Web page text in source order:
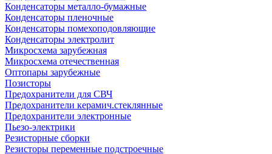
Конденсаторы металло-бумажные
Конденсаторы пленочные
Конденсаторы помехоподовляющие
Конденсаторы электролит
Микросхема зарубежная
Микросхема отечественная
Оптопары зарубежные
Позисторы
Предохранители для СВЧ
Предохранители керамич.стеклянные
Предохранители электронные
Пьезо-электрики
Резисторные сборки
Резисторы переменные подстроечные